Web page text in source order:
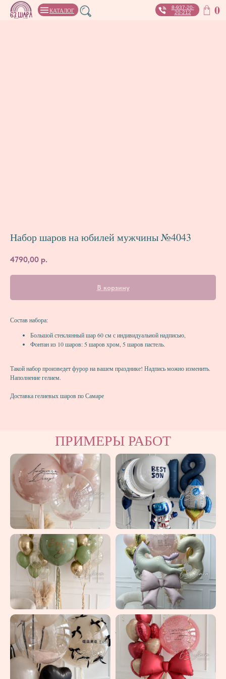
8-937-20-
20-212
0
КАТАЛОГ
Набор шаров на юбилей мужчины №4043
4790,00 р.
В корзину
Состав набора:
Большой стеклянный шар 60 см с индивидуальной надписью,
Фонтан из 10 шаров: 5 шаров хром, 5 шаров пастель.
Такой набор произведет фурор на вашем празднике! Надпись можно изменить.
Наполнение гелием.
Доставка гелиевых шаров по Самаре
ПРИМЕРЫ РАБОТ